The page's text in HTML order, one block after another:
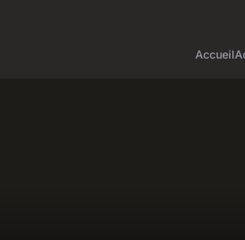
Accueil